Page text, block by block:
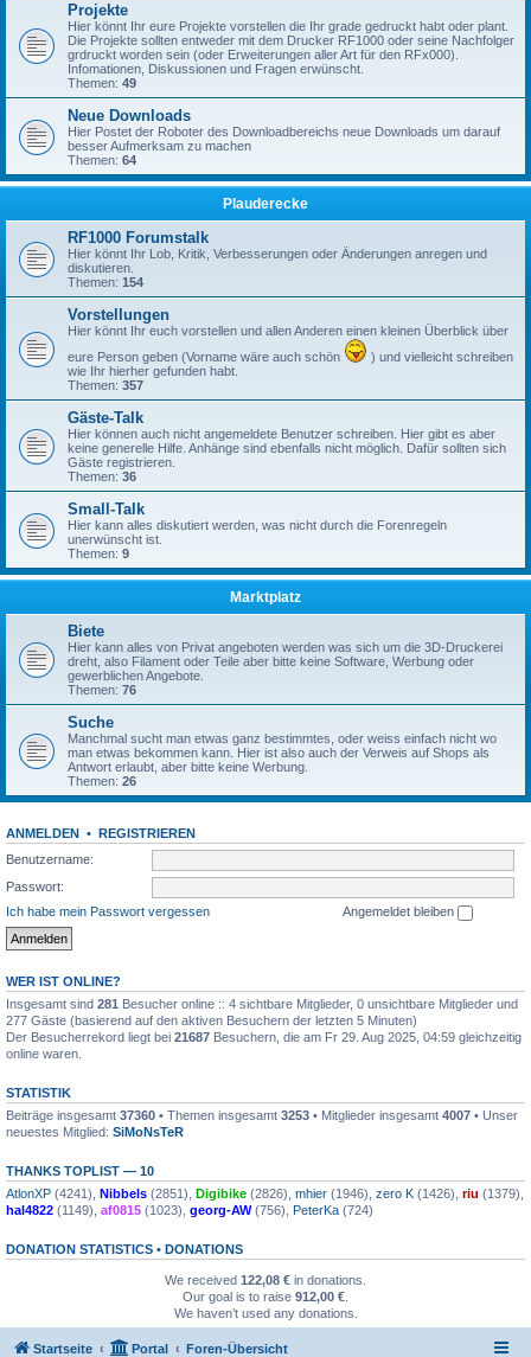
Projekte
Hier könnt Ihr eure Projekte vorstellen die Ihr grade gedruckt habt oder plant.
Die Projekte sollten entweder mit dem Drucker RF1000 oder seine Nachfolger
grdruckt worden sein (oder Erweiterungen aller Art für den RFx000).
Infomationen, Diskussionen und Fragen erwünscht.
Themen: 49
Neue Downloads
Hier Postet der Roboter des Downloadbereichs neue Downloads um darauf
besser Aufmerksam zu machen
Themen: 64
Plauderecke
RF1000 Forumstalk
Hier könnt Ihr Lob, Kritik, Verbesserungen oder Änderungen anregen und
diskutieren.
Themen: 154
Vorstellungen
Hier könnt Ihr euch vorstellen und allen Anderen einen kleinen Überblick über
eure Person geben (Vorname wäre auch schön
) und vielleicht schreiben
wie Ihr hierher gefunden habt.
Themen: 357
Gäste-Talk
Hier können auch nicht angemeldete Benutzer schreiben. Hier gibt es aber
keine generelle Hilfe. Anhänge sind ebenfalls nicht möglich. Dafür sollten sich
Gäste registrieren.
Themen: 36
Small-Talk
Hier kann alles diskutiert werden, was nicht durch die Forenregeln
unerwünscht ist.
Themen: 9
Marktplatz
Biete
Hier kann alles von Privat angeboten werden was sich um die 3D-Druckerei
dreht, also Filament oder Teile aber bitte keine Software, Werbung oder
gewerblichen Angebote.
Themen: 76
Suche
Manchmal sucht man etwas ganz bestimmtes, oder weiss einfach nicht wo
man etwas bekommen kann. Hier ist also auch der Verweis auf Shops als
Antwort erlaubt, aber bitte keine Werbung.
Themen: 26
ANMELDEN • REGISTRIEREN
Benutzername:
Passwort:
Ich habe mein Passwort vergessen
Angemeldet bleiben
WER IST ONLINE?
Insgesamt sind 281 Besucher online :: 4 sichtbare Mitglieder, 0 unsichtbare Mitglieder und
277 Gäste (basierend auf den aktiven Besuchern der letzten 5 Minuten)
Der Besucherrekord liegt bei 21687 Besuchern, die am Fr 29. Aug 2025, 04:59 gleichzeitig
online waren.
STATISTIK
Beiträge insgesamt 37360 • Themen insgesamt 3253 • Mitglieder insgesamt 4007 • Unser
neuestes Mitglied: SiMoNsTeR
THANKS TOPLIST — 10
AtlonXP (4241), Nibbels (2851), Digibike (2826), mhier (1946), zero K (1426), riu (1379),
hal4822 (1149), af0815 (1023), georg-AW(756), PeterKa (724)
DONATION STATISTICS • DONATIONS
We received 122,08 € in donations.
Our goal is to raise 912,00 €
We haven’t used any donations.
Startseite Portal Foren-Übersicht